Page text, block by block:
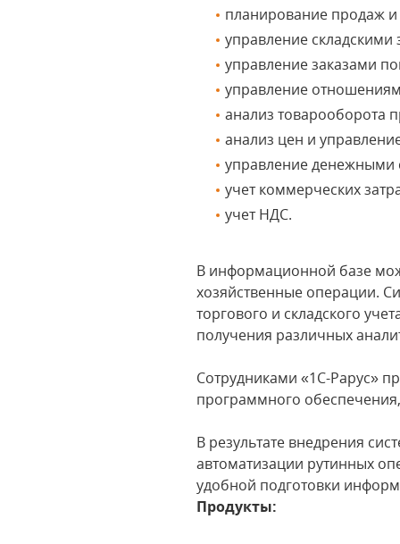
планирование продаж и
управление складскими
управление заказами
управление
анализ товарооборота
анализ цен и
управление денежными
учет коммерческих
учет НДС.
В информационной базе
хозяйственные операции.
торгового и складского
получения различных
Сотрудниками «1С-Рарус»
программного
В результате внедрения
автоматизации рутинных
удобной подготовки
Продукты: